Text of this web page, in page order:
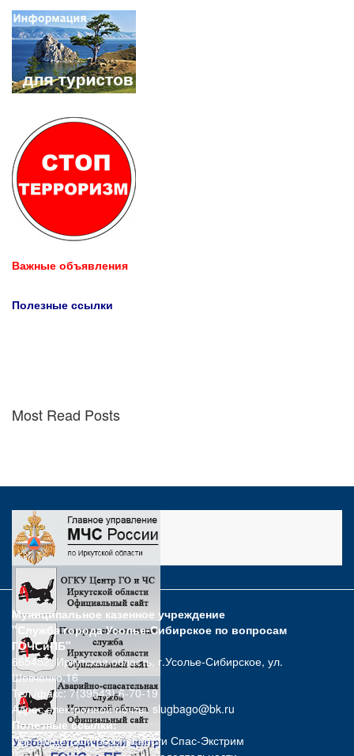
Важные объявления
Полезные ссылки
Most Read Posts
Муниципальное казенное учреждение
"Служба города Усолье-Сибирское по вопросам
ГОЧСиПБ"
665452, Иркутская область, г.Усолье-Сибирское, ул.
Шевченко,16
Тел./факс: 7(39543) 6-70-19
Адрес электронной почты: slugbago@bk.ru
Полезные ссылки:
Портал детской безопасности Спас-Экстрим